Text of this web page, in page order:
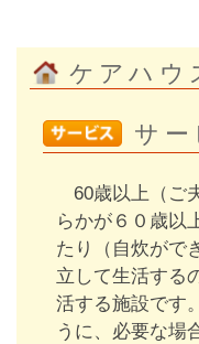
ケアハウ
サー
60歳以上（ご
らかが６０歳以
たり（自炊がで
立して生活する
活する施設です
うに、必要な場